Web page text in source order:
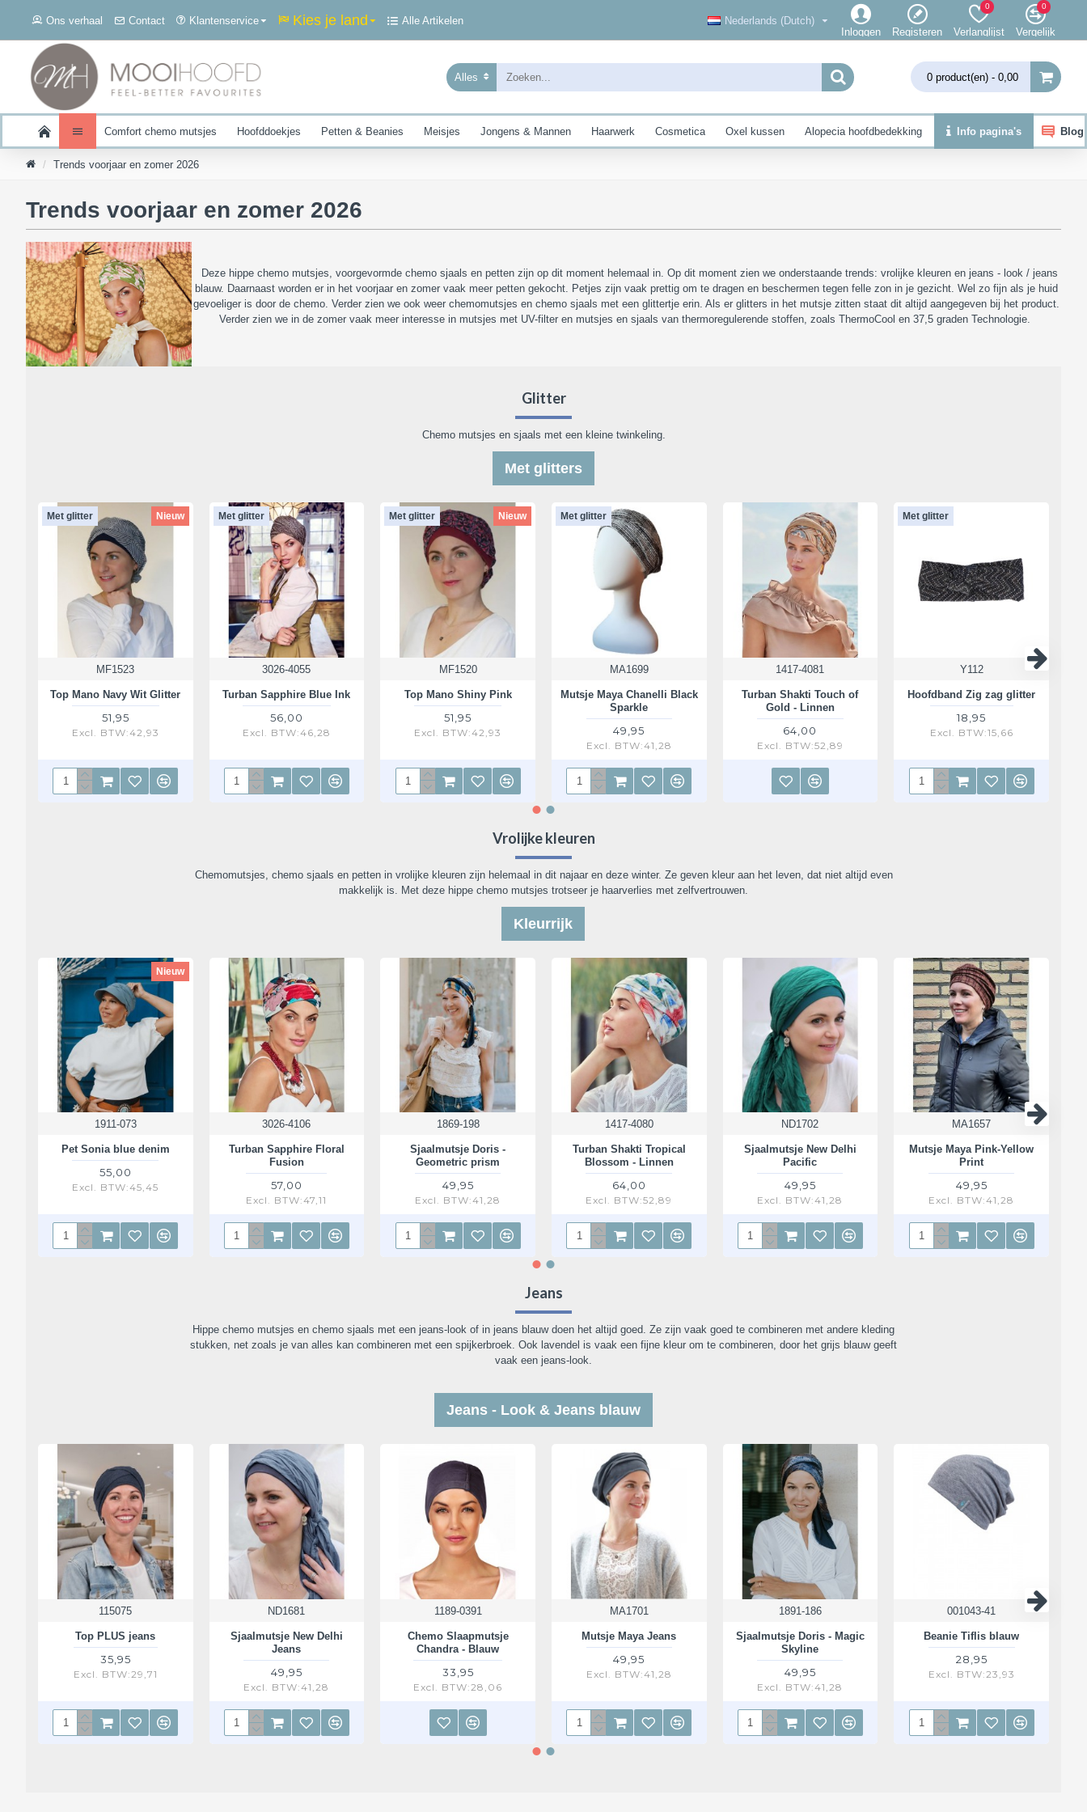
Ons verhaal Contact Klantenservice Kies je land Alle Artikelen
Nederlands (Dutch)
Inloggen
Registeren Verlanglijst
0
Vergelijk
0
Alles 0 product(en) - 0,00
Comfort chemo mutsjes Hoofddoekjes Petten & Beanies Meisjes Jongens & Mannen Haarwerk Cosmetica Oxel kussen Alopecia hoofdbedekking Info pagina's Blog
Trends voorjaar en zomer 2026
Trends voorjaar en zomer 2026
Deze hippe chemo mutsjes, voorgevormde chemo sjaals en petten zijn op dit moment helemaal in. Op dit moment zien we onderstaande trends: vrolijke kleuren en jeans - look / jeans
blauw. Daarnaast worden er in het voorjaar en zomer vaak meer petten gekocht. Petjes zijn vaak prettig om te dragen en beschermen tegen felle zon in je gezicht. Wel zo fijn als je huid
gevoeliger is door de chemo. Verder zien we ook weer chemomutsjes en chemo sjaals met een glittertje erin. Als er glitters in het mutsje zitten staat dit altijd aangegeven bij het product.
Verder zien we in de zomer vaak meer interesse in mutsjes met UV-filter en mutsjes en sjaals van thermoregulerende stoffen, zoals ThermoCool en 37,5 graden Technologie.
Glitter
Chemo mutsjes en sjaals met een kleine twinkeling.
Met glitters
Met glitter Nieuw
MF1523
Top Mano Navy Wit Glitter
51,95
Excl. BTW:42,93
Met glitter
3026-4055
Turban Sapphire Blue Ink
56,00
Excl. BTW:46,28
Met glitter Nieuw
MF1520
Top Mano Shiny Pink
51,95
Excl. BTW:42,93
Met glitter
MA1699
Mutsje Maya Chanelli Black
Sparkle
49,95
Excl. BTW:41,28
1417-4081
Turban Shakti Touch of
Gold - Linnen
64,00
Excl. BTW:52,89
Met glitter
Y112
Hoofdband Zig zag glitter
18,95
Excl. BTW:15,66
Vrolijke kleuren
Chemomutsjes, chemo sjaals en petten in vrolijke kleuren zijn helemaal in dit najaar en deze winter. Ze geven kleur aan het leven, dat niet altijd even
makkelijk is. Met deze hippe chemo mutsjes trotseer je haarverlies met zelfvertrouwen.
Kleurrijk
Nieuw
1911-073
Pet Sonia blue denim
55,00
Excl. BTW:45,45
3026-4106
Turban Sapphire Floral
Fusion
57,00
Excl. BTW:47,11
1869-198
Sjaalmutsje Doris -
Geometric prism
49,95
Excl. BTW:41,28
1417-4080
Turban Shakti Tropical
Blossom - Linnen
64,00
Excl. BTW:52,89
ND1702
Sjaalmutsje New Delhi
Pacific
49,95
Excl. BTW:41,28
MA1657
Mutsje Maya Pink-Yellow
Print
49,95
Excl. BTW:41,28
Jeans
Hippe chemo mutsjes en chemo sjaals met een jeans-look of in jeans blauw doen het altijd goed. Ze zijn vaak goed te combineren met andere kleding
stukken, net zoals je van alles kan combineren met een spijkerbroek. Ook lavendel is vaak een fijne kleur om te combineren, door het grijs blauw geeft
vaak een jeans-look.
Jeans - Look & Jeans blauw
115075
Top PLUS jeans
35,95
Excl. BTW:29,71
ND1681
Sjaalmutsje New Delhi
Jeans
49,95
Excl. BTW:41,28
1189-0391
Chemo Slaapmutsje
Chandra - Blauw
33,95
Excl. BTW:28,06
MA1701
Mutsje Maya Jeans
49,95
Excl. BTW:41,28
1891-186
Sjaalmutsje Doris - Magic
Skyline
49,95
Excl. BTW:41,28
001043-41
Beanie Tiflis blauw
28,95
Excl. BTW:23,93